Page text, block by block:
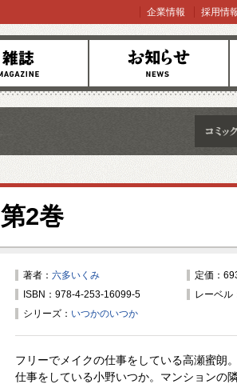
お知らせ
企業情報 採用情
第2巻
著者： 六多いくみ
定価：
ISBN：978-4-253-16099-5
レーベル
シリーズ： いつかのいつか
フリーでメイクの仕事をしている高瀬蜜朗
仕事をしている小野いつか。マンションの